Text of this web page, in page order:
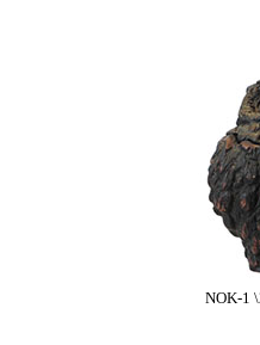
NOK-1